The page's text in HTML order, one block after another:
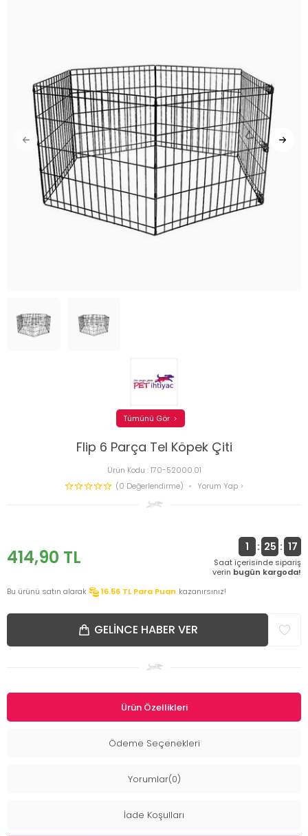
Flip 6 Parça Tel Köpek Çiti
Ürün Kodu :170-52000.01
(0 Değerlendirme)
Yorum Yap
Tümünü Gör
414,90 TL 1 : 25 : 17
Saat içerisinde sipariş
verin bugün kargoda!
Bu ürünü satın alarak
16.56 TL Para Puan kazanırsınız!
GELINCE HABER VER
Ürün Özellikleri
Ödeme Seçenekleri
Yorumlar(0)
İade Koşulları